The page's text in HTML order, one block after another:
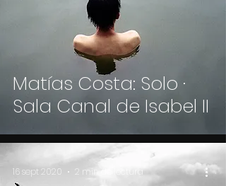
Matías Costa: Solo ·
Sala Canal de Isabel II
16 sept 2020 2 min de lectura